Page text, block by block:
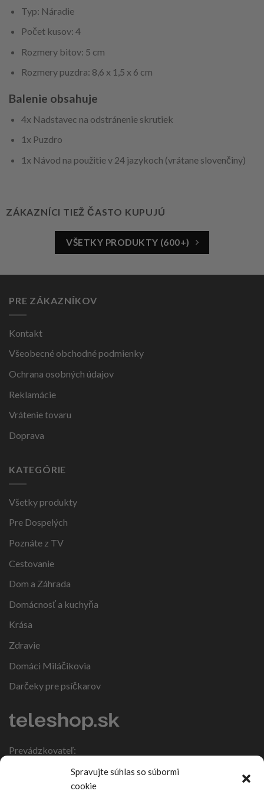
Spravujte súhlas so súbormi
cookie
Typ: Náradie
Počet kusov: 4
Rozmery bitov: 5 cm
Rozmery puzdra: 8,6 x 1,5 x 6 cm
Balenie obsahuje
4x Nadstavec na odstránenie skrutiek
1x Puzdro
1x Návod na použitie v 24 jazykoch (vrátane slovenčiny)
ZÁKAZNÍCI TIEŽ ČASTO KUPUJÚ
VŠETKY PRODUKTY (600+)
PRE ZÁKAZNÍKOV
Kontakt
Všeobecné obchodné podmienky
Ochrana osobných údajov
Reklamácie
Vrátenie tovaru
Doprava
KATEGÓRIE
Všetky produkty
Pre Dospelých
Poznáte z TV
Cestovanie
Dom a Záhrada
Domácnosť a kuchyňa
Krása
Zdravie
Domáci Miláčikovia
Darčeky pre psíčkarov
Prevádzkovateľ:
DIČ: 1086270988